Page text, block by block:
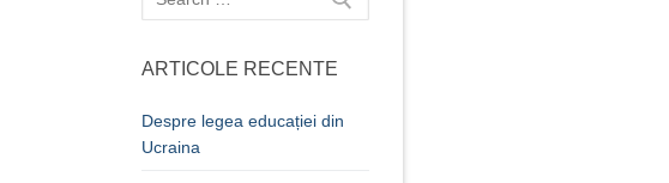
după:
ARTICOLE RECENTE
Despre legea educației din
Ucraina